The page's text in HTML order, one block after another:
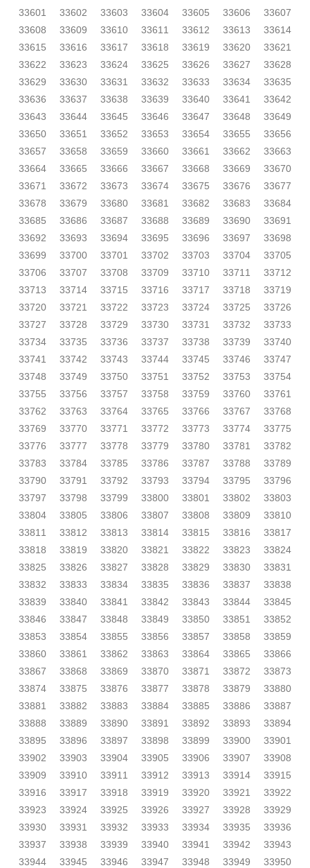
33601
33602 33603 33604 33605 33606
33607
33608
33609 33610 33611 33612 33613
33614
33615
33616 33617 33618 33619 33620
33621
33622
33623 33624 33625 33626 33627
33628
33629
33630 33631 33632 33633 33634
33635
33636
33637 33638 33639 33640 33641
33642
33643
33644 33645 33646 33647 33648
33649
33650
33651 33652 33653 33654 33655
33656
33657
33658 33659 33660 33661 33662
33663
33664
33665 33666 33667 33668 33669
33670
33671
33672 33673 33674 33675 33676
33677
33678
33679 33680 33681 33682 33683
33684
33685
33686 33687 33688 33689 33690
33691
33692
33693 33694 33695 33696 33697
33698
33699
33700 33701 33702 33703 33704
33705
33706
33707 33708 33709 33710 33711
33712
33713
33714 33715 33716 33717 33718
33719
33720
33721 33722 33723 33724 33725
33726
33727
33728 33729 33730 33731 33732
33733
33734
33735 33736 33737 33738 33739
33740
33741
33742 33743 33744 33745 33746
33747
33748
33749 33750 33751 33752 33753
33754
33755
33756 33757 33758 33759 33760
33761
33762
33763 33764 33765 33766 33767
33768
33769
33770 33771 33772 33773 33774
33775
33776
33777 33778 33779 33780 33781
33782
33783
33784 33785 33786 33787 33788
33789
33790
33791 33792 33793 33794 33795
33796
33797
33798 33799 33800 33801 33802
33803
33804
33805 33806 33807 33808 33809
33810
33811
33812 33813 33814 33815 33816
33817
33818
33819 33820 33821 33822 33823
33824
33825
33826 33827 33828 33829 33830
33831
33832
33833 33834 33835 33836 33837
33838
33839
33840 33841 33842 33843 33844
33845
33846
33847 33848 33849 33850 33851
33852
33853
33854 33855 33856 33857 33858
33859
33860
33861 33862 33863 33864 33865
33866
33867
33868 33869 33870 33871 33872
33873
33874
33875 33876 33877 33878 33879
33880
33881
33882 33883 33884 33885 33886
33887
33888
33889 33890 33891 33892 33893
33894
33895
33896 33897 33898 33899 33900
33901
33902
33903 33904 33905 33906 33907
33908
33909
33910 33911 33912 33913 33914
33915
33916
33917 33918 33919 33920 33921
33922
33923
33924 33925 33926 33927 33928
33929
33930
33931 33932 33933 33934 33935
33936
33937
33938 33939 33940 33941 33942
33943
33944
33945 33946 33947 33948 33949
33950